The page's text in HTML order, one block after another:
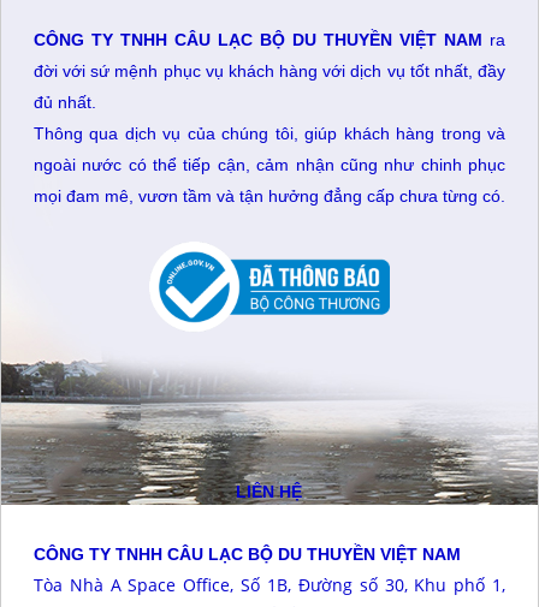
CÔNG TY TNHH CÂU LẠC BỘ DU THUYỀN VIỆT NAM ra
đời với sứ mệnh phục vụ khách hàng với dịch vụ tốt nhất, đầy
đủ nhất.
Thông qua dịch vụ của chúng tôi, giúp khách hàng trong và
ngoài nước có thể tiếp cận, cảm nhận cũng như chinh phục
mọi đam mê, vươn tầm và tận hưởng đẳng cấp chưa từng có.
LIÊN HỆ
CÔNG TY TNHH CÂU LẠC BỘ DU THUYỀN VIỆT NAM
Tòa Nhà A Space Office, Số 1B, Đường số 30, Khu phố 1,